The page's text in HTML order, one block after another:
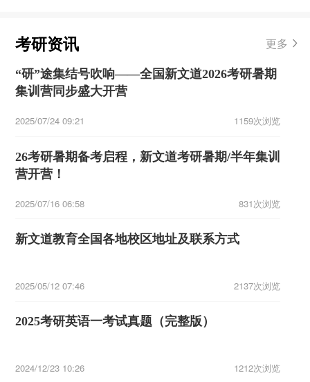
考研资讯 更多
“研”途集结号吹响——全国新文道2026考研暑期
集训营同步盛大开营
2025/07/24 09:21 1159次浏览
26考研暑期备考启程，新文道考研暑期/半年集训
营开营！
2025/07/16 06:58 831次浏览
新文道教育全国各地校区地址及联系方式
2025/05/12 07:46 2137次浏览
2025考研英语一考试真题（完整版）
2024/12/23 10:26 1212次浏览